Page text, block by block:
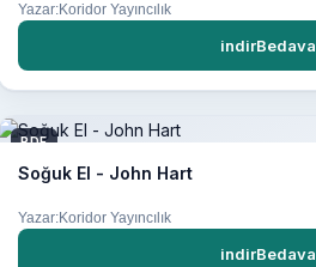
Yazar:Koridor Yayıncılık
indirBedava
PDF
Soğuk El - John Hart
Yazar:Koridor Yayıncılık
indirBedava